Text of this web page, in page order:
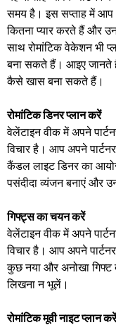
समय है। इस सप्ताह में आप
कितना प्यार करते हैं और
साथ रोमांटिक वेकेशन भी
बना सकते हैं। आइए जानते
कैसे खास बना सकते हैं।
रोमांटिक डिनर प्लान करें
वेलेंटाइन वीक में अपने
विचार है। आप अपने
कैंडल लाइट डिनर का
पसंदीदा व्यंजन बनाएं और
गिफ्ट्स का चयन करें
वेलेंटाइन वीक में अपने
विचार है। आप अपने
कुछ नया और अनोखा गिफ्ट
लिखना न भूलें।
रोमांटिक मूवी नाइट प्लान करें